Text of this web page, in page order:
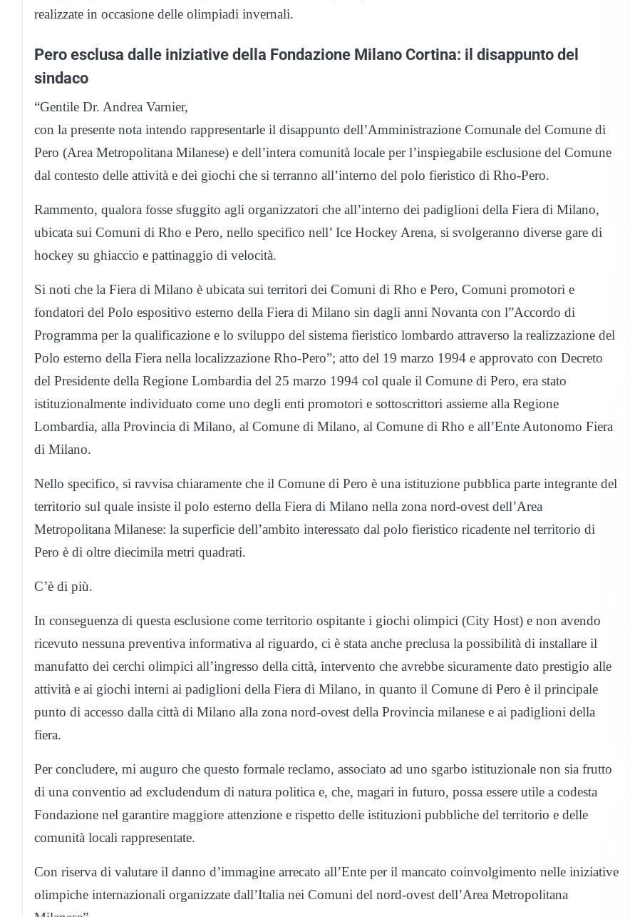
realizzate in occasione delle olimpiadi invernali.
Pero esclusa dalle iniziative della Fondazione Milano Cortina: il disappunto del
sindaco
“Gentile Dr. Andrea Varnier,
con la presente nota intendo rappresentarle il disappunto dell’Amministrazione Comunale del Comune di
Pero (Area Metropolitana Milanese) e dell’intera comunità locale per l’inspiegabile esclusione del Comune
dal contesto delle attività e dei giochi che si terranno all’interno del polo fieristico di Rho-Pero.
Rammento, qualora fosse sfuggito agli organizzatori che all’interno dei padiglioni della Fiera di Milano,
ubicata sui Comuni di Rho e Pero, nello specifico nell’ Ice Hockey Arena, si svolgeranno diverse gare di
hockey su ghiaccio e pattinaggio di velocità.
Si noti che la Fiera di Milano è ubicata sui territori dei Comuni di Rho e Pero, Comuni promotori e
fondatori del Polo espositivo esterno della Fiera di Milano sin dagli anni Novanta con l”Accordo di
Programma per la qualificazione e lo sviluppo del sistema fieristico lombardo attraverso la realizzazione del
Polo esterno della Fiera nella localizzazione Rho-Pero”; atto del 19 marzo 1994 e approvato con Decreto
del Presidente della Regione Lombardia del 25 marzo 1994 col quale il Comune di Pero, era stato
istituzionalmente individuato come uno degli enti promotori e sottoscrittori assieme alla Regione
Lombardia, alla Provincia di Milano, al Comune di Milano, al Comune di Rho e all’Ente Autonomo Fiera
di Milano.
Nello specifico, si ravvisa chiaramente che il Comune di Pero è una istituzione pubblica parte integrante del
territorio sul quale insiste il polo esterno della Fiera di Milano nella zona nord-ovest dell’Area
Metropolitana Milanese: la superficie dell’ambito interessato dal polo fieristico ricadente nel territorio di
Pero è di oltre diecimila metri quadrati.
C’è di più.
In conseguenza di questa esclusione come territorio ospitante i giochi olimpici (City Host) e non avendo
ricevuto nessuna preventiva informativa al riguardo, ci è stata anche preclusa la possibilità di installare il
manufatto dei cerchi olimpici all’ingresso della città, intervento che avrebbe sicuramente dato prestigio alle
attività e ai giochi interni ai padiglioni della Fiera di Milano, in quanto il Comune di Pero è il principale
punto di accesso dalla città di Milano alla zona nord-ovest della Provincia milanese e ai padiglioni della
fiera.
Per concludere, mi auguro che questo formale reclamo, associato ad uno sgarbo istituzionale non sia frutto
di una conventio ad excludendum di natura politica e, che, magari in futuro, possa essere utile a codesta
Fondazione nel garantire maggiore attenzione e rispetto delle istituzioni pubbliche del territorio e delle
comunità locali rappresentate.
Con riserva di valutare il danno d’immagine arrecato all’Ente per il mancato coinvolgimento nelle iniziative
olimpiche internazionali organizzate dall’Italia nei Comuni del nord-ovest dell’Area Metropolitana